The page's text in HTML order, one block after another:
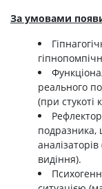
За умовами
реального
(при стукоті
подразника,
видіння).